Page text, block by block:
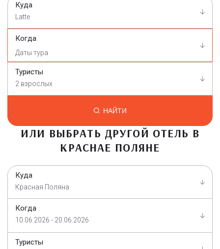
Куда
Latte
Когда
Туристы
2 взрослых
НАЙТИ
ИЛИ ВЫБРАТЬ ДРУГОЙ ОТЕЛЬ В
КРАСНАЕ ПОЛЯНЕ
Куда
Красная Поляна
Когда
10.06.2026 - 20.06.2026
Туристы